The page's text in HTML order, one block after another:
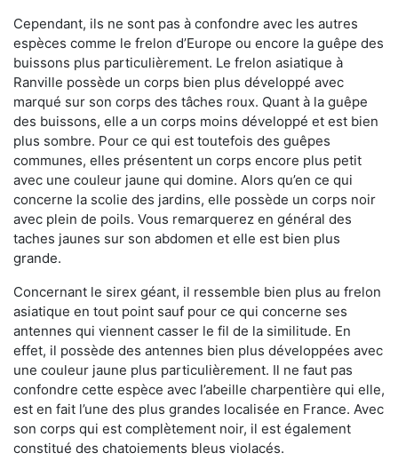
Cependant, ils ne sont pas à confondre avec les autres
espèces comme le frelon d’Europe ou encore la guêpe des
buissons plus particulièrement. Le frelon asiatique à
Ranville possède un corps bien plus développé avec
marqué sur son corps des tâches roux. Quant à la guêpe
des buissons, elle a un corps moins développé et est bien
plus sombre. Pour ce qui est toutefois des guêpes
communes, elles présentent un corps encore plus petit
avec une couleur jaune qui domine. Alors qu’en ce qui
concerne la scolie des jardins, elle possède un corps noir
avec plein de poils. Vous remarquerez en général des
taches jaunes sur son abdomen et elle est bien plus
grande.
Concernant le sirex géant, il ressemble bien plus au frelon
asiatique en tout point sauf pour ce qui concerne ses
antennes qui viennent casser le fil de la similitude. En
effet, il possède des antennes bien plus développées avec
une couleur jaune plus particulièrement. Il ne faut pas
confondre cette espèce avec l’abeille charpentière qui elle,
est en fait l’une des plus grandes localisée en France. Avec
son corps qui est complètement noir, il est également
constitué des chatoiements bleus violacés.